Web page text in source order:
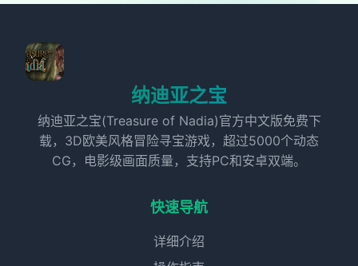
纳迪亚之宝
纳迪亚之宝(Treasure of Nadia)官方中文版免费下
载，3D欧美风格冒险寻宝游戏，超过5000个动态
CG，电影级画面质量，支持PC和安卓双端。
快速导航
详细介绍